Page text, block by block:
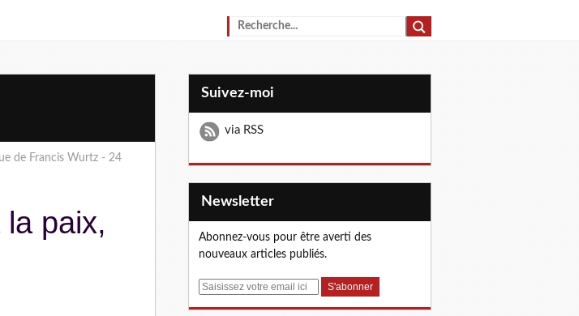
de Francis Wurtz - 24
paix,
Suivez-moi
via RSS
Newsletter
Abonnez-vous pour être averti des
nouveaux articles publiés.
E